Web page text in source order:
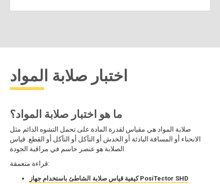
اختبار صلابة المواد
ما هو اختبار صلابة المواد؟
صلابة المواد هي مقياس لقدرة المادة على تحمل التشوه الدائم مثل
الانحناء أو المسافة البادئة أو الخدش أو التآكل أو التآكل أو القطع. قياس
قراءة متعمقة:
كيفية قياس صلابة الشاطئ باستخدام جهاز PosiTector SHD